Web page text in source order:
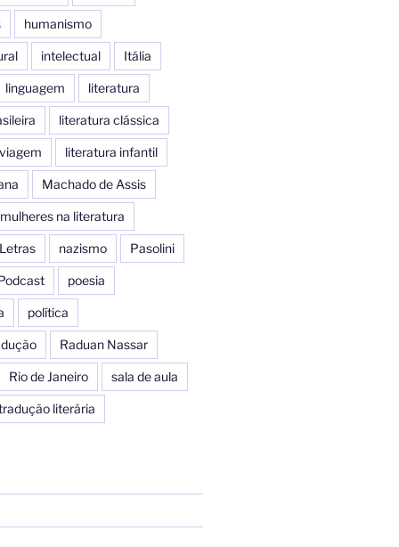
humanismo
intelectual Itália
linguagem literatura
literatura clássica
literatura infantil
Machado de Assis
mulheres na literatura
nazismo Pasolini
poesia
política
Raduan Nassar
Rio de Janeiro sala de aula
literária